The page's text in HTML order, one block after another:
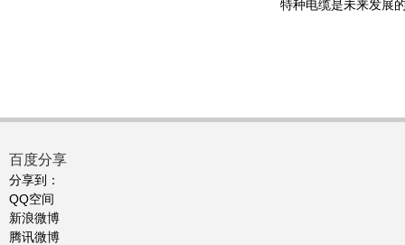
特种电缆是未来发展
百度分享
分享到：
QQ空间
新浪微博
腾讯微博